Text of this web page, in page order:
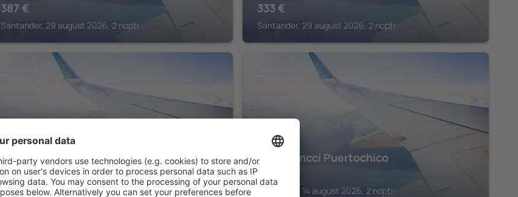
387 €
Santander, 29 august 2026, 2 nopți
333 €
Santander, 29 august 2026, 2 nopți
Hotel Chiqui
530 €
Santander, 29 august 2026, 2 nopți
Hotel Vincci Puertochico
744
Santander, 14 august 2026, 2 nopți